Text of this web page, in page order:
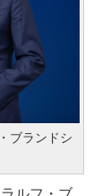
ブランドシ